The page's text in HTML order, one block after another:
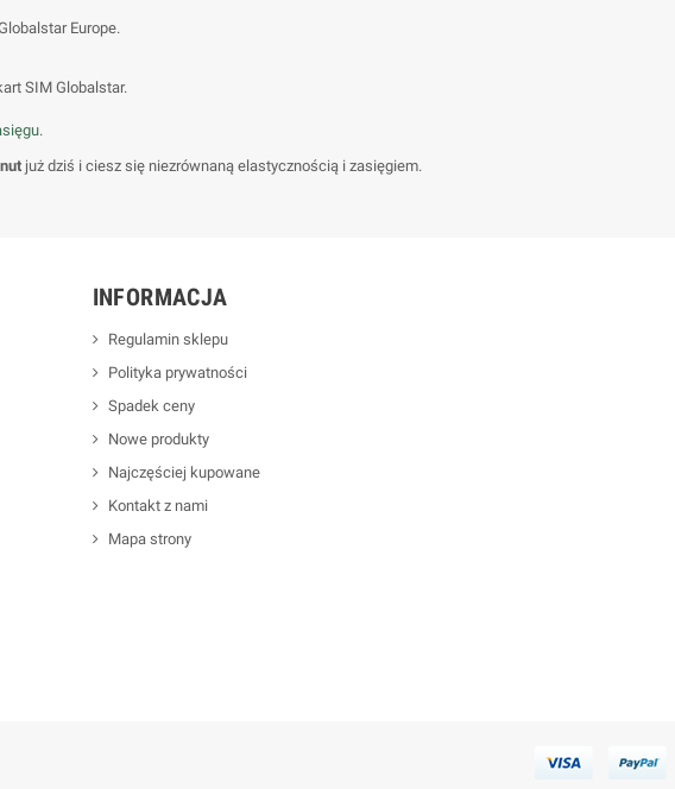
Europe.
SIM Globalstar.
.
już dziś i ciesz się niezrównaną elastycznością i zasięgiem.
INFORMACJA
Regulamin sklepu
Polityka prywatności
Spadek ceny
Nowe produkty
Najczęściej kupowane
Kontakt z nami
Mapa strony